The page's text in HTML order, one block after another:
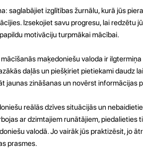
saglabājiet izglītības žurnālu, kurā jūs
Izsekojiet savu progresu, lai redzētu
motivāciju turpmākai mācībai.
maķedoniešu valoda ir
daļās un piešķiriet pietiekami daudz
jaunas zināšanas un novērst informācijas
reālās dzīves situācijās un
ar dzimtajiem runātājiem, piedalieties
valodā. Jo vairāk jūs praktizēsit, jo
prasmes.